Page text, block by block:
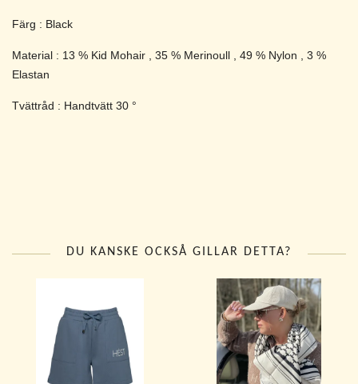
Färg : Black
Material : 13 % Kid Mohair , 35 % Merinoull , 49 % Nylon , 3 %
Elastan
Tvättråd : Handtvätt 30 °
DU KANSKE OCKSÅ GILLAR DETTA?